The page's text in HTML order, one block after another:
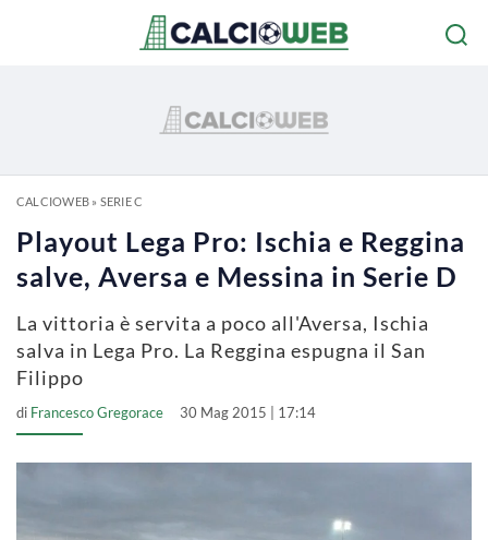
CALCIOWEB» SERIE C
Playout Lega Pro: Ischia e Reggina
salve, Aversa e Messina in Serie D
La vittoria è servita a poco all'Aversa, Ischia
salva in Lega Pro. La Reggina espugna il San
Filippo
di Francesco Gregorace 30 Mag 2015 | 17:14